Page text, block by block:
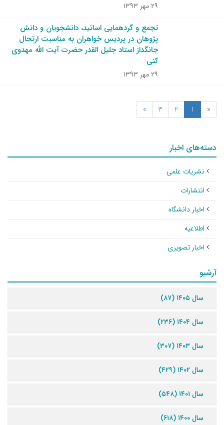
۲۹ مهر ۱۳۹۳
تجمع و گردهمایی اساتید، دانشجویان و دانش
پژوهان در پردیس خواهران به مناسبت ارتحال
جانگداز استاد جلیل القدر حضرت آیت الله مهدوی
کنی
۲۹ مهر ۱۳۹۳
«
1
2
3
»
دسته‌های اخبار
نشریات علمی
انتشارات
اخبار دانشگاه
اطلاعیه
اخبار تصویری
آرشیو
سال ۱۴۰۵ (۸۷)
سال ۱۴۰۴ (۲۳۶)
سال ۱۴۰۳ (۳۰۷)
سال ۱۴۰۲ (۴۲۹)
سال ۱۴۰۱ (۵۴۸)
سال ۱۴۰۰ (۶۱۸)